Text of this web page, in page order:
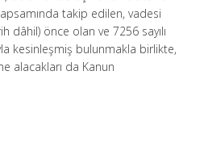
takip edilen, vadesi
dâhil) önce olan ve 7256 sayılı
kesinleşmiş bulunmakla birlikte,
alacakları da Kanun